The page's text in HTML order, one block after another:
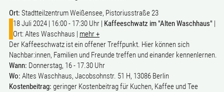
Ort: Stadtteilzentrum Weißensee, Pistoriusstraße 23
18 Juli 2024 | 16:00 - 17:30 Uhr | Kaffeeschwatz im "Alten Waschhaus" |
Ort: Altes Waschhaus | mehr +
Der Kaffeeschwatz ist ein offener Treffpunkt. Hier können sich
Nachbar:innen, Familien und Freunde treffen und einander kennenlernen.
Wann: Donnerstag, 16 - 17.30 Uhr
Wo: Altes Waschhaus, Jacobsohnstr. 51 H, 13086 Berlin
Kostenbeitrag: geringer Kostenbeitrag für Kuchen, Kaffee und Tee